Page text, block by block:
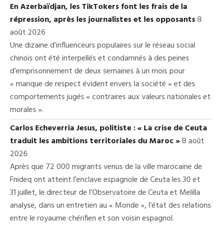
En Azerbaïdjan, les TikTokers font les frais de la
répression, après les journalistes et les opposants8
août 2026
Une dizaine d’influenceurs populaires sur le réseau social
chinois ont été interpellés et condamnés à des peines
d’emprisonnement de deux semaines à un mois pour
« manque de respect évident envers la société » et des
comportements jugés « contraires aux valeurs nationales et
morales ».
Carlos Echeverria Jesus, politiste : « La crise de Ceuta
traduit les ambitions territoriales du Maroc »8 août
2026
Après que 72 000 migrants venus de la ville marocaine de
Fnideq ont atteint l’enclave espagnole de Ceuta les 30 et
31 juillet, le directeur de l’Observatoire de Ceuta et Melilla
analyse, dans un entretien au « Monde », l’état des relations
entre le royaume chérifien et son voisin espagnol.